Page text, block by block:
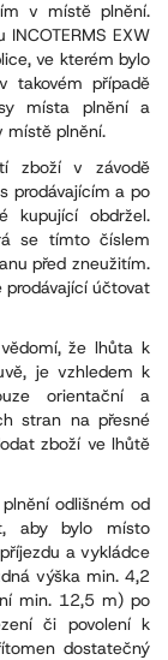
v místě plnění.
EXW
ve kterém bylo
takovém případě
místa plnění a
místě plnění.
zboží v závodě
prodávajícím a po
kupující obdržel.
se tímto číslem
před zneužitím.
prodávající účtovat
že lhůta k
je vzhledem k
orientační a
stran na přesné
zboží ve lhůtě
odlišném od
aby bylo místo
a vykládce
výška min. 4,2
min. 12,5 m) po
či povolení k
dostatečný